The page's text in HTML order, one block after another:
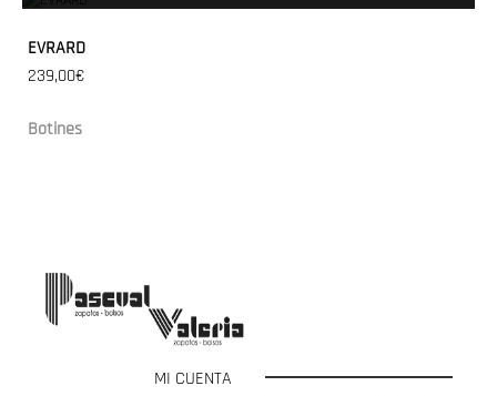
EVRARD
239,00€
Botines
MI CUENTA